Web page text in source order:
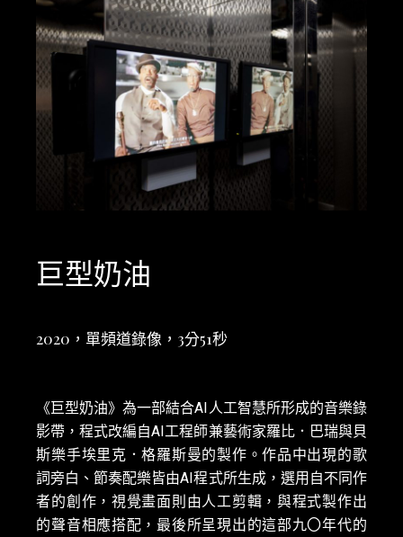
巨型奶油
2020，單頻道錄像，3分51秒
《巨型奶油》為一部結合AI人工智慧所形成的音樂錄
影帶，程式改編自AI工程師兼藝術家羅比．巴瑞與貝
斯樂手埃里克．格羅斯曼的製作。作品中出現的歌
詞旁白、節奏配樂皆由AI程式所生成，選用自不同作
者的創作，視覺畫面則由人工剪輯，與程式製作出
的聲音相應搭配，最後所呈現出的這部九〇年代的